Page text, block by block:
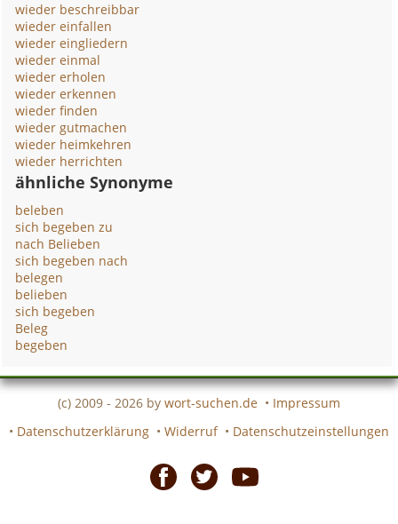
wieder beschreibbar
wieder einfallen
wieder eingliedern
wieder einmal
wieder erholen
wieder erkennen
wieder finden
wieder gutmachen
wieder heimkehren
wieder herrichten
ähnliche Synonyme
beleben
sich begeben zu
nach Belieben
sich begeben nach
belegen
belieben
sich begeben
Beleg
begeben
(c) 2009 - 2026 by wort-suchen.de • Impressum
• Datenschutzerklärung • Widerruf • Datenschutzeinstellungen